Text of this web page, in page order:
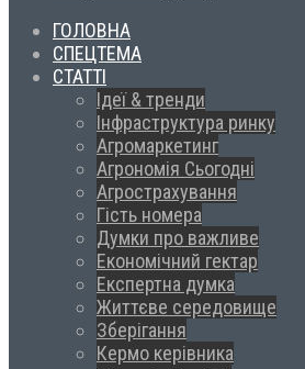
ГОЛОВНА
СПЕЦТЕМА
СТАТТІ
Ідеї & тренди
Інфраструктура ринку
Агромаркетинг
Агрономія Сьогодні
Агрострахування
Гість номера
Думки про важливе
Економічний гектар
Експертна думка
Життєве середовище
Зберігання
Кермо керівника